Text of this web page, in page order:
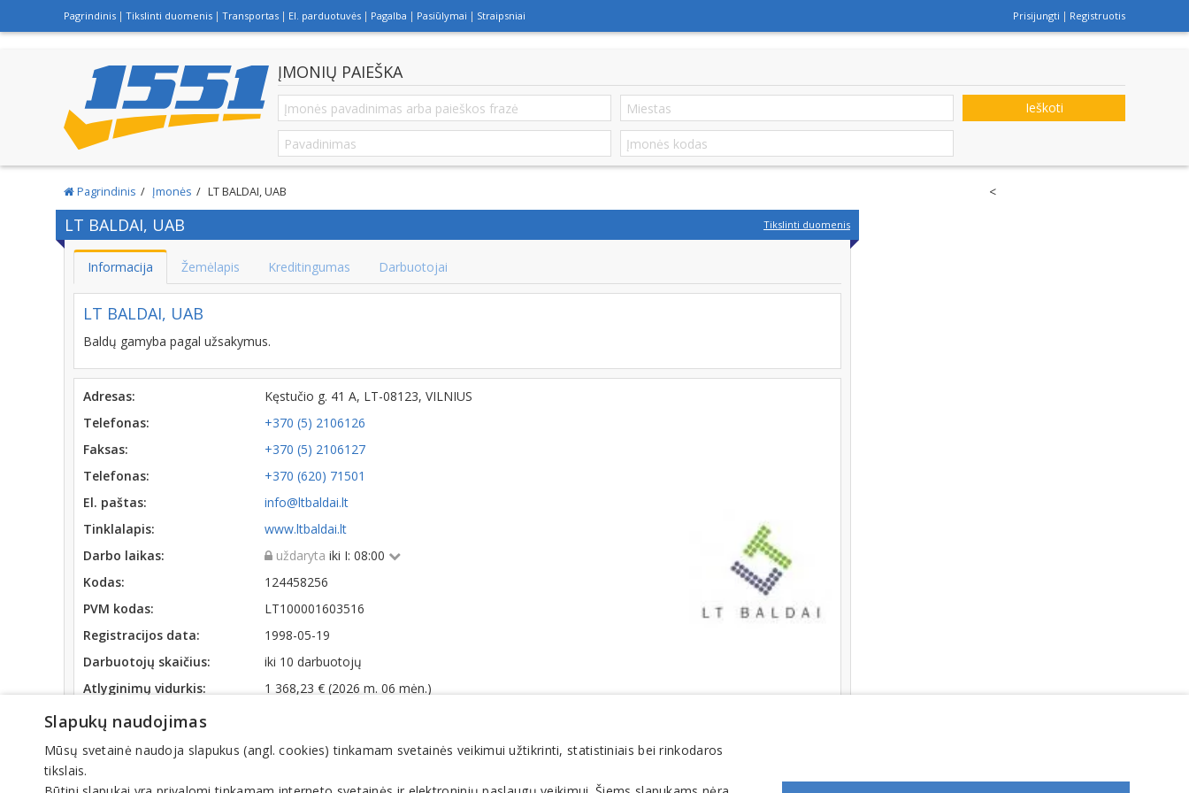
Pagrindinis Tikslinti duomenis Transportas El. parduotuvės Pagalba Pasiūlymai Straipsniai Prisijungti Registruotis
ĮMONIŲ PAIEŠKA
Ieškoti
Pagrindinis Įmonės LT BALDAI, UAB
LT BALDAI, UAB Tikslinti duomenis
Informacija Žemėlapis Kreditingumas Darbuotojai
LT BALDAI, UAB
Baldų gamyba pagal užsakymus.
Adresas:
Kęstučio g. 41 A, LT-08123, VILNIUS
Telefonas:
+370 (5) 2106126
Faksas:
+370 (5) 2106127
Telefonas:
+370 (620) 71501
El. paštas:
info@ltbaldai.lt
Tinklalapis:
www.ltbaldai.lt
Darbo laikas:
uždaryta iki I: 08:00
Kodas:
124458256
PVM kodas:
LT100001603516
Registracijos data:
1998-05-19
Darbuotojų skaičius:
iki 10 darbuotojų
Atlyginimų vidurkis:
1 368,23 € (2026 m. 06 mėn.)
SoDra įmokų suma:
783 774 €, pelnas po mokesčių 3,2 % (2025 m.)
<
Slapukų naudojimas
Mūsų svetainė naudoja slapukus (angl. cookies) tinkamam svetainės veikimui užtikrinti, statistiniais bei rinkodaros
tikslais.